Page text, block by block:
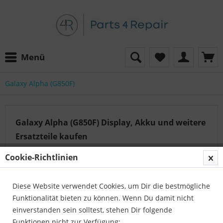
Menü
Galaxy Alpha (G850F)
Galaxy Alpha (G850F) Display, Akku und weitere
Ersatzteile kaufen
1mehr erfahren »
Auf der Suche nach dem passenden Artikel?
Unser Serviceteam hilft Ihnen gerne weiter:
Parts4Repair - Kundenservice
Cookie-Richtlinien
Diese Website verwendet Cookies, um Dir die bestmögliche
Funktionalität bieten zu können. Wenn Du damit nicht
einverstanden sein solltest, stehen Dir folgende